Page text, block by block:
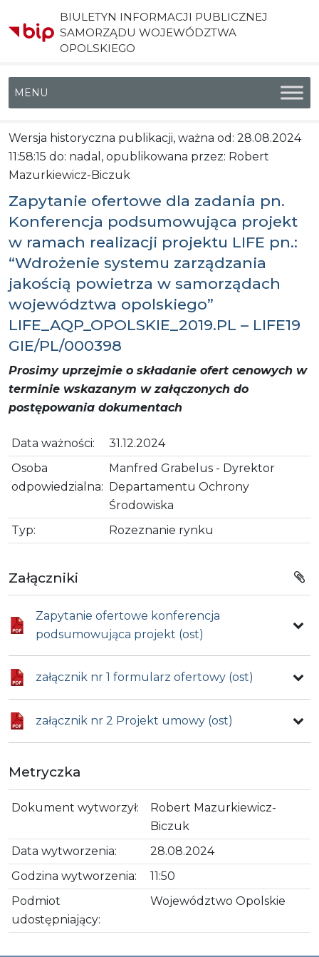
BIULETYN INFORMACJI PUBLICZNEJ
SAMORZĄDU WOJEWÓDZTWA
OPOLSKIEGO
Menu główne
Wersja historyczna publikacji, ważna od: 28.08.2024
11:58:15 do: nadal, opublikowana przez: Robert
Mazurkiewicz-Biczuk
Zapytanie ofertowe dla zadania pn.
Konferencja podsumowująca projekt
w ramach realizacji projektu LIFE pn.:
“Wdrożenie systemu zarządzania
jakością powietrza w samorządach
województwa opolskiego”
LIFE_AQP_OPOLSKIE_2019.PL – LIFE19
GIE/PL/000398
Prosimy uprzejmie o składanie ofert cenowych w
terminie wskazanym w załączonych do
postępowania dokumentach
Data ważności:
31.12.2024
Osoba
odpowiedzialna:
Manfred Grabelus - Dyrektor
Departamentu Ochrony
Środowiska
Typ:
Rozeznanie rynku
Załączniki
Zapytanie ofertowe konferencja
podsumowująca projekt (ost)
załącznik nr 1 formularz ofertowy (ost)
załącznik nr 2 Projekt umowy (ost)
Metryczka
Dokument wytworzył:
Robert Mazurkiewicz-
Biczuk
Data wytworzenia:
28.08.2024
Godzina wytworzenia:
11:50
Podmiot
udostępniający:
Województwo Opolskie